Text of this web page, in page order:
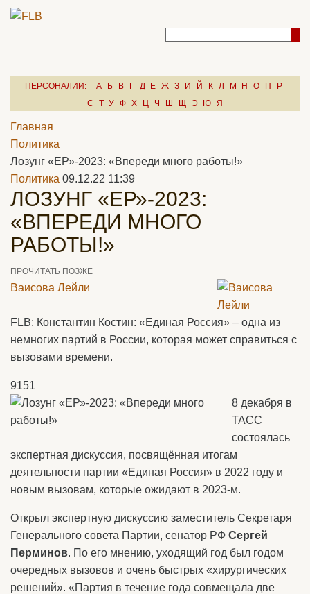
ПЕРСОНАЛИИ: А Б В Г Д Е Ж З И Й К Л М Н О П
Р
С
Т У Ф Х Ц Ч Ш Щ Э Ю Я
Главная
Политика
Лозунг «ЕР»-2023: «Впереди много работы!»
Политика 09.12.22 11:39
ЛОЗУНГ «ЕР»-2023:
«ВПЕРЕДИ МНОГО
РАБОТЫ!»
ПРОЧИТАТЬ ПОЗЖЕ
Ваисова Лейли
FLB: Константин Костин: «Единая Россия» – одна из
немногих партий в России, которая может справиться с
вызовами времени.
9151
8 декабря в
ТАСС
состоялась
экспертная дискуссия, посвящённая итогам
деятельности партии «Единая Россия» в 2022 году и
новым вызовам, которые ожидают в 2023-м.
Открыл экспертную дискуссию заместитель Секретаря
Генерального совета Партии, сенатор РФ Сергей
Перминов. По его мнению, уходящий год был годом
очередных вызовов и очень быстрых «хирургических
решений». «Партия в течение года совмещала две